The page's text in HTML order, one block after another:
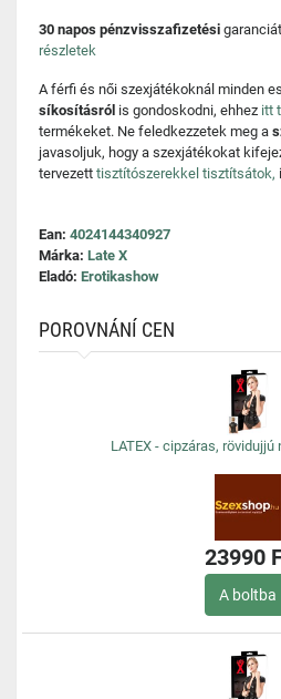
30 napos pénzvisszafizetési
részletek
A férfi és női szexjátékoknál minden
síkosításról is gondoskodni, ehhez itt
termékeket. Ne feledkezzetek meg a
javasoljuk, hogy a szexjátékokat
tervezett tisztítószerekkel tisztítsátok,
Ean: 4024144340927
Márka: Late X
Eladó: Erotikashow
POROVNÁNÍ CEN
LATEX - cipzáras,
23990
A boltba